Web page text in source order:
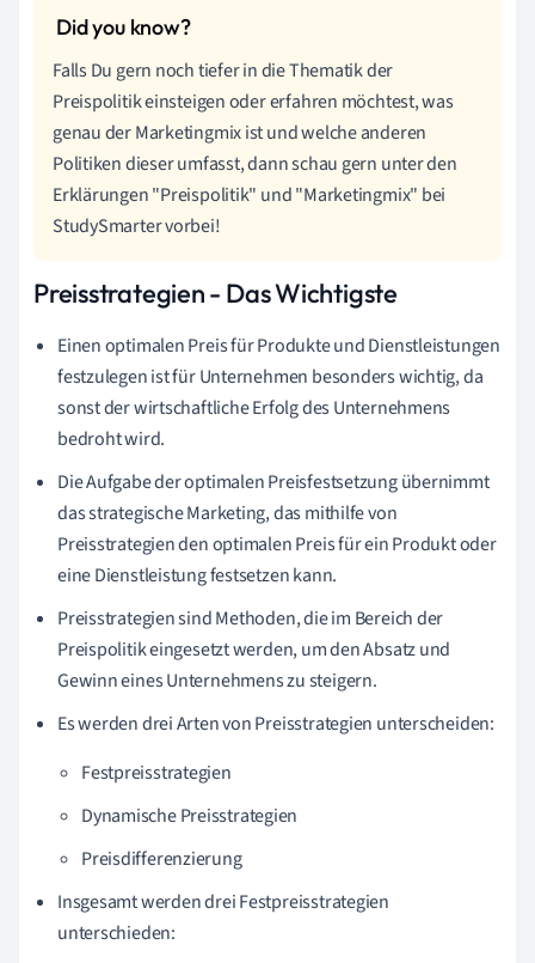
Falls Du gern noch tiefer in die Thematik der
Preispolitik einsteigen oder erfahren möchtest, was
genau der Marketingmix ist und welche anderen
Politiken dieser umfasst, dann schau gern unter den
Erklärungen "Preispolitik" und "Marketingmix" bei
StudySmarter vorbei!
Preisstrategien - Das Wichtigste
Einen optimalen Preis für Produkte und Dienstleistungen
festzulegen ist für Unternehmen besonders wichtig, da
sonst der wirtschaftliche Erfolg des Unternehmens
bedroht wird.
Die Aufgabe der optimalen Preisfestsetzung übernimmt
das strategische Marketing, das mithilfe von
Preisstrategien den optimalen Preis für ein Produkt oder
eine Dienstleistung festsetzen kann.
Preisstrategien sind Methoden, die im Bereich der
Preispolitik eingesetzt werden, um den Absatz und
Gewinn eines Unternehmens zu steigern.
Es werden drei Arten von Preisstrategien unterscheiden:
Festpreisstrategien
Dynamische Preisstrategien
Preisdifferenzierung
Insgesamt werden drei Festpreisstrategien
unterschieden: